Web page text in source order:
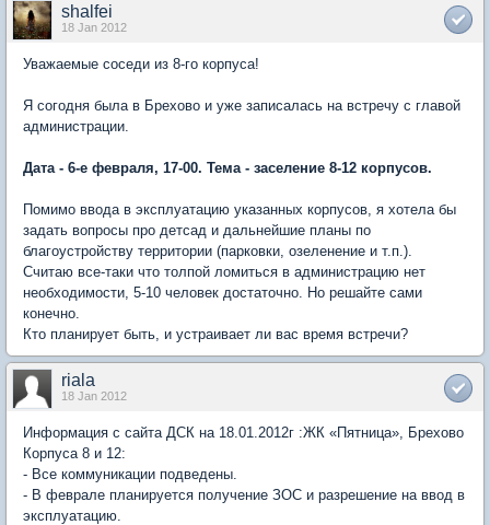
shalfei
18 Jan 2012
Уважаемые соседи из 8-го корпуса!
Я согодня была в Брехово и уже записалась на встречу с главой
администрации.
Дата - 6-е февраля, 17-00. Тема - заселение 8-12 корпусов.
Помимо ввода в эксплуатацию указанных корпусов, я хотела бы
задать вопросы про детсад и дальнейшие планы по
благоустройству территории (парковки, озеленение и т.п.).
Считаю все-таки что толпой ломиться в администрацию нет
необходимости, 5-10 человек достаточно. Но решайте сами
конечно.
Кто планирует быть, и устраивает ли вас время встречи?
riala
18 Jan 2012
Информация с сайта ДСК на 18.01.2012г :ЖК «Пятница», Брехово
Корпуса 8 и 12:
- Все коммуникации подведены.
- В феврале планируется получение ЗОС и разрешение на ввод в
эксплуатацию.